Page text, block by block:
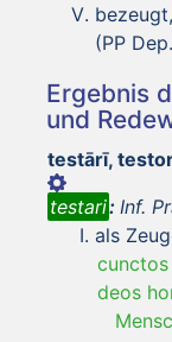
(PP
Ergebnis
und
testārī,
testari: Inf.
als
cunctos
deos